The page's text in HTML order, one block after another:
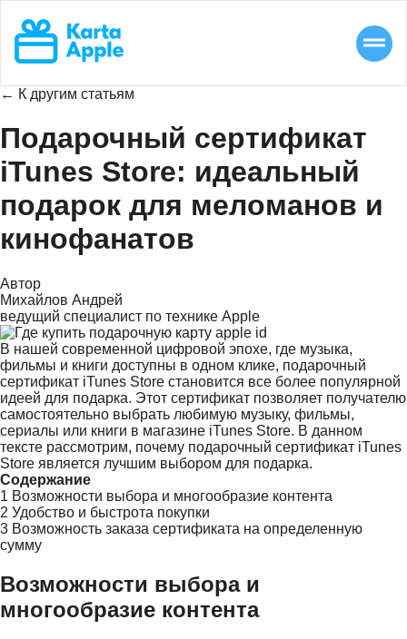
← К другим статьям
Подарочный сертификат
iTunes Store: идеальный
подарок для меломанов и
кинофанатов
Автор
Михайлов Андрей
ведущий специалист по технике Apple
В нашей современной цифровой эпохе, где музыка,
фильмы и книги доступны в одном клике, подарочный
сертификат iTunes Store становится все более популярной
идеей для подарка. Этот сертификат позволяет получателю
самостоятельно выбрать любимую музыку, фильмы,
сериалы или книги в магазине iTunes Store. В данном
тексте рассмотрим, почему подарочный сертификат iTunes
Store является лучшим выбором для подарка.
Содержание
1 Возможности выбора и многообразие контента
2 Удобство и быстрота покупки
3 Возможность заказа сертификата на определенную
сумму
Возможности выбора и
многообразие контента